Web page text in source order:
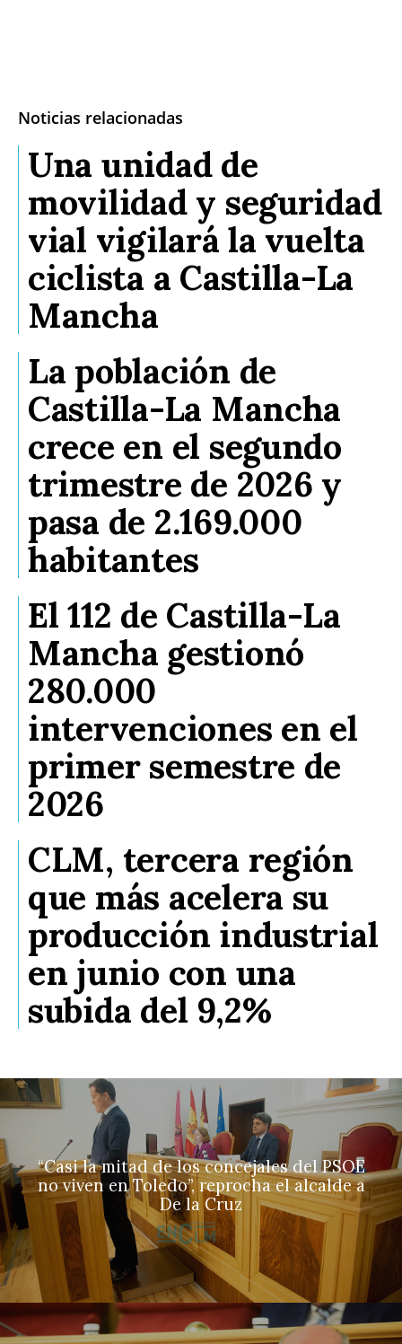
Noticias relacionadas
Una unidad de
movilidad y seguridad
vial vigilará la vuelta
ciclista a Castilla-La
Mancha
La población de
Castilla-La Mancha
crece en el segundo
trimestre de 2026 y
pasa de 2.169.000
habitantes
El 112 de Castilla-La
Mancha gestionó
280.000
intervenciones en el
primer semestre de
2026
CLM, tercera región
que más acelera su
producción industrial
en junio con una
subida del 9,2%
“Casi la mitad de los concejales del PSOE
no viven en Toledo”, reprocha el alcalde a
De la Cruz